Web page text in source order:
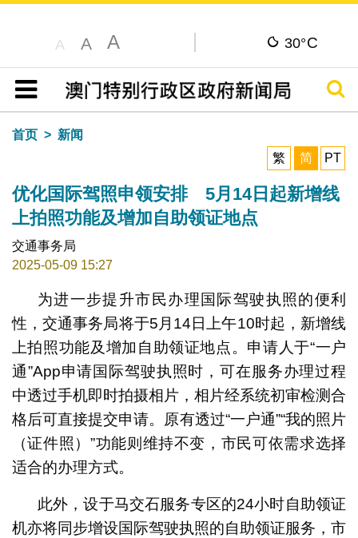
A A A 30°C
目录
搜寻
首页
新闻
繁
简 PT
优化国际驾照申领安排 5月14日起新增线
上拍照功能及增加自助领证地点
交通事务局
2025-05-09 15:27
为进一步提升市民办理国际驾驶执照的便利
性，交通事务局将于5月14日上午10时起，新增线
上拍照功能及增加自助领证地点。申请人于“一户
通”App申请国际驾驶执照时，可在服务办理过程
中透过手机即时拍摄相片，相片经系统初审检测合
格后可直接提交申请。原有透过“一户通”“我的照片
（证件照）”功能则维持不变，市民可依需求选择
适合的办理方式。
此外，设于马交石服务专区的24小时自助领证
机亦将同步增设国际驾驶执照的自助领证服务，市